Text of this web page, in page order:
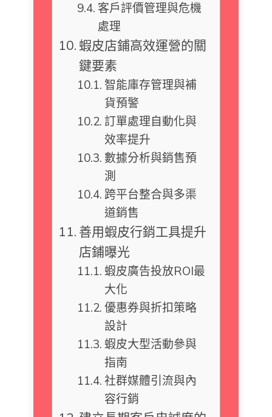
客戶評價管理與危機
處理
蝦皮店鋪高效運營的關
鍵要素
智能庫存管理與補
貨預警
訂單處理自動化與
效率提升
數據分析與銷售預
測
跨平台整合與多渠
道銷售
善用蝦皮行銷工具提升
店鋪曝光
蝦皮廣告投放ROI最
大化
優惠券與折扣策略
設計
蝦皮大型活動參與
指南
社群媒體引流與內
容行銷